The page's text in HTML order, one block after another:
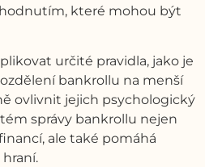
které mohou být
určité pravidla, jako je
bankrollu na menší
ovlivnit jejich psychologický
správy bankrollu nejen
ale také pomáhá